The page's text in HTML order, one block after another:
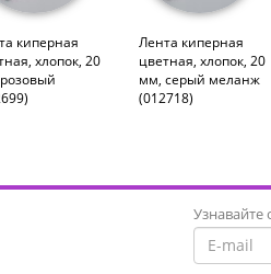
киперная
хлопок, 20
Лента киперная
цветная, хлопок, 20
мм, серый меланж
(012718)